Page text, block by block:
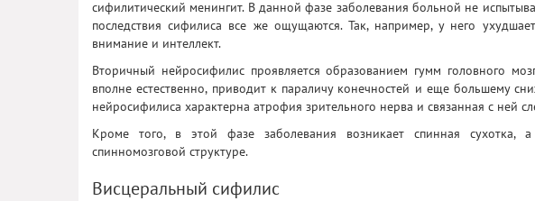
сифилитический менингит. В данной фазе заболевания больной не
последствия сифилиса все же ощущаются. Так, например, у него
внимание и интеллект.
Вторичный нейросифилис проявляется образованием гумм головного
вполне естественно, приводит к параличу конечностей и еще большему
нейросифилиса характерна атрофия зрительного нерва и связанная с ней
Кроме того, в этой фазе заболевания возникает спинная сухотка,
спинномозговой структуре.
Висцеральный сифилис